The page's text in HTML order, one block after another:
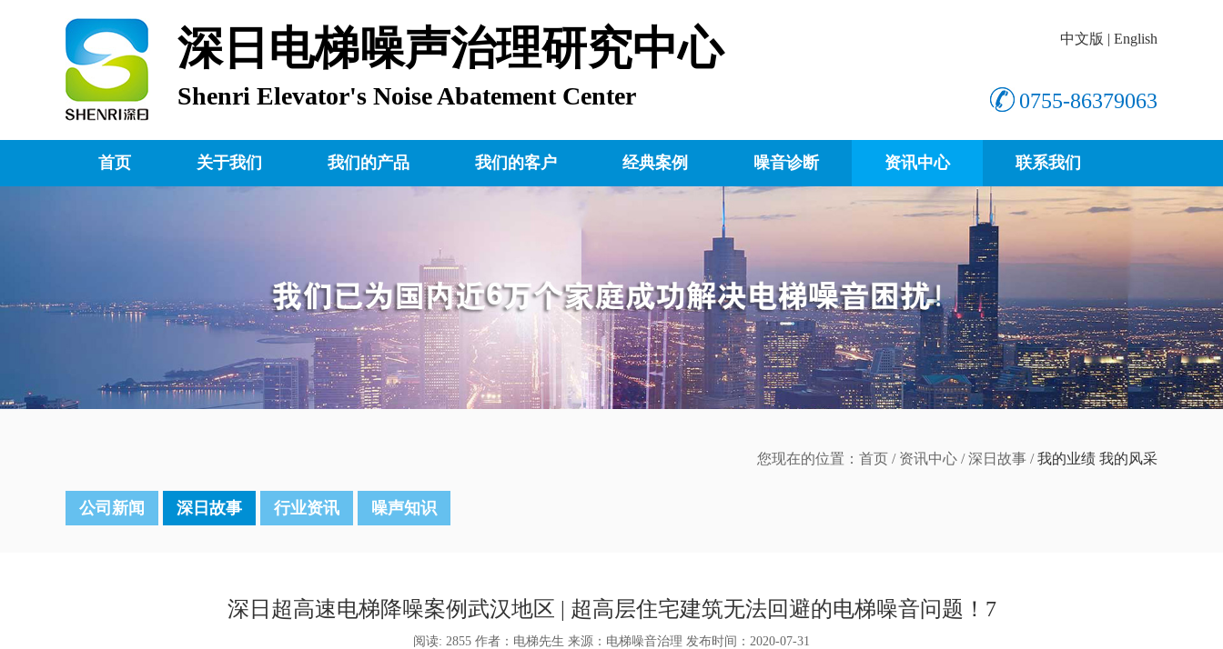
深日电梯噪声治理研究中心
Shenri Elevator's Noise Abatement Center
中文版 | English
0755-86379063
首页 关于我们 我们的产品 我们的客户 经典案例 噪音诊断 资讯中心 联系我们
您现在的位置： 首页 / 资讯中心 /深日故事 /我的业绩 我的风采
公司新闻 深日故事 行业资讯 噪声知识
深日超高速电梯降噪案例武汉地区 | 超高层住宅建筑无法回避的电梯噪音问题！7
阅读: 2855 作者：电梯先生 来源：电梯噪音治理 发布时间：2020-07-31